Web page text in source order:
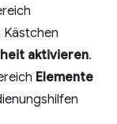
Kästchen
aktivieren.
Elemente